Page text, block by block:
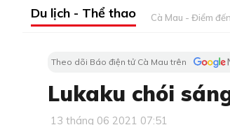
Du lịch - Thể thao Cà Mau - Điểm đến
Theo dõi Báo điện tử Cà Mau trên
Lukaku chói
13 tháng 06 2021 07:51